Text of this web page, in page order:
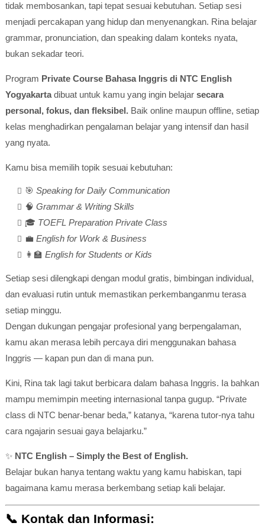
tidak membosankan, tapi tepat sesuai kebutuhan. Setiap sesi
menjadi percakapan yang hidup dan menyenangkan. Rina belajar
grammar, pronunciation, dan speaking dalam konteks nyata,
bukan sekadar teori.
Program Private Course Bahasa Inggris di NTC English
Yogyakartadibuat untuk kamu yang ingin belajar secara
personal, fokus, dan fleksibel.Baik online maupun offline, setiap
kelas menghadirkan pengalaman belajar yang intensif dan hasil
yang nyata.
Kamu bisa memilih topik sesuai kebutuhan:
🎯 Speaking for Daily Communication
🧠 Grammar & Writing Skills
🎓 TOEFL Preparation Private Class
💼 English for Work & Business
👩‍🏫 English for Students or Kids
Setiap sesi dilengkapi dengan modul gratis, bimbingan individual,
dan evaluasi rutin untuk memastikan perkembanganmu terasa
setiap minggu.
Dengan dukungan pengajar profesional yang berpengalaman,
kamu akan merasa lebih percaya diri menggunakan bahasa
Inggris — kapan pun dan di mana pun.
Kini, Rina tak lagi takut berbicara dalam bahasa Inggris. Ia bahkan
mampu memimpin meeting internasional tanpa gugup. “Private
class di NTC benar-benar beda,” katanya, “karena tutor-nya tahu
cara ngajarin sesuai gaya belajarku.”
✨ NTC English – Simply the Best of English.
Belajar bukan hanya tentang waktu yang kamu habiskan, tapi
bagaimana kamu merasa berkembang setiap kali belajar.
📞 Kontak dan Informasi: